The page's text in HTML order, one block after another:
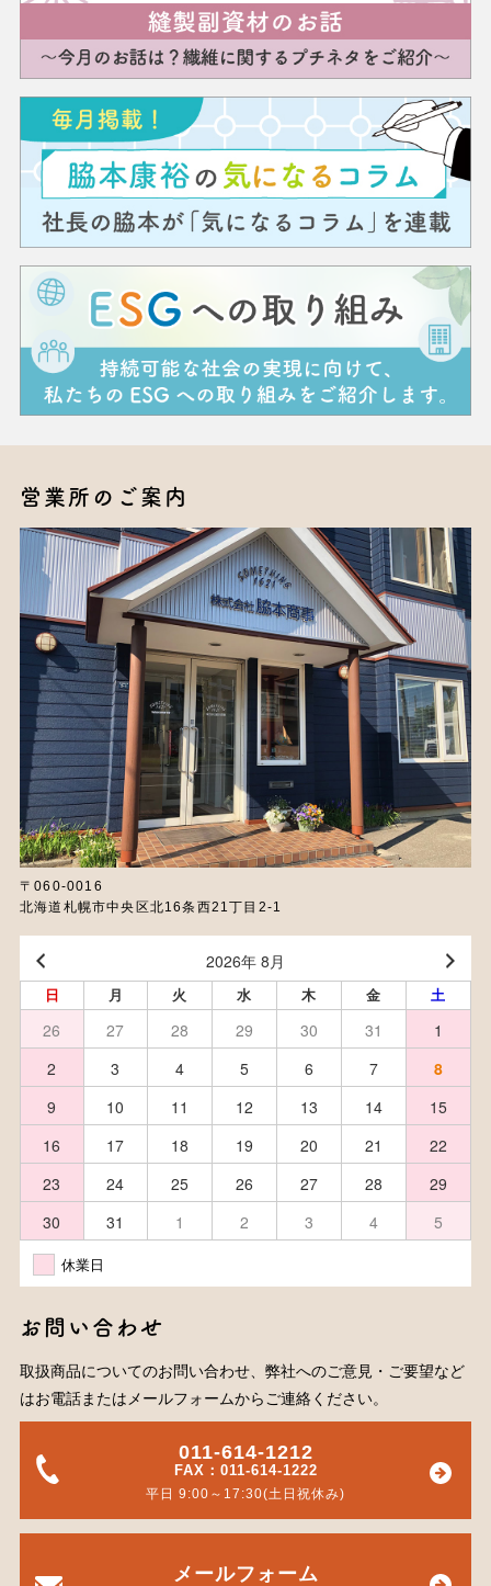
営業所のご案内
〒060-0016
北海道札幌市中央区北16条西21丁目2-1
2026年 8月
日 月 火 水 木 金 土
26 27 28 29 30 31
1
2
3 4 5 6 7
8
9
10 11 12 13 14
15
16
17 18 19 20 21
22
23
24 25 26 27 28
29
30
31 1 2 3 4 5
休業日
お問い合わせ
取扱商品についてのお問い合わせ、弊社へのご意見・ご要望など
はお電話またはメールフォームからご連絡ください。
011-614-1212
FAX：011-614-1222
平日 9:00～17:30(土日祝休み)
メールフォーム